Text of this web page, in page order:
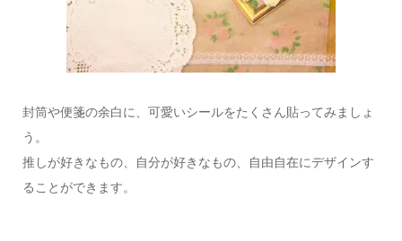
封筒や便箋の余白に、可愛いシールをたくさん貼ってみましょ
う。
推しが好きなもの、自分が好きなもの、自由自在にデザインす
ることができます。